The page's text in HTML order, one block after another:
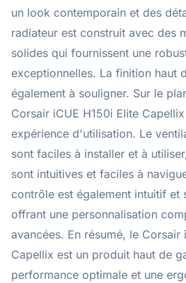
un look contemporain et des
radiateur est construit avec des
solides qui fournissent une
exceptionnelles. La finition haut
également à souligner. Sur le
Corsair iCUE H150i Elite
expérience d'utilisation. Le
sont faciles à installer et à
sont intuitives et faciles à
contrôle est également intuitif et
offrant une personnalisation
avancées. En résumé, le Corsair
Capellix est un produit haut de
performance optimale et une